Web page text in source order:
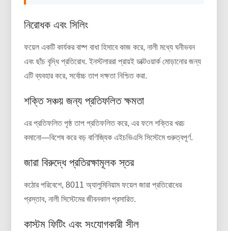
নিরোধক এবং সিলিং
ফয়েল একটি কার্যকর বাষ্প বাধা হিসাবে কাজ করে, নালী মধ্যে ঘনীভবন
এবং ছাঁচ বৃদ্ধি প্রতিরোধ. ইনস্টলাররা প্রায়ই ডাক্টওয়ার্ক মোড়ানোর জন্য
এটি ব্যবহার করে, সর্বোচ্চ তাপ দক্ষতা নিশ্চিত করা.
শক্তি সঞ্চয় জন্য প্রতিফলিত ক্ষমতা
এর প্রতিফলিত পৃষ্ঠ তাপ প্রতিফলিত করে, এর ফলে শক্তির খরচ
কমানো—বিশেষ করে বড় বাণিজ্যিক এইচভিএসি সিস্টেমে গুরুত্বপূর্ণ.
জারা বিরুদ্ধে প্রতিরক্ষামূলক স্তর
কঠোর পরিবেশে, 8011 অ্যালুমিনিয়াম ফয়েল জারা প্রতিরোধের
প্রস্তাব, নালী সিস্টেমের জীবনকাল প্রসারিত.
কাস্টম ফিটিং এবং সংযোগকারী সীল